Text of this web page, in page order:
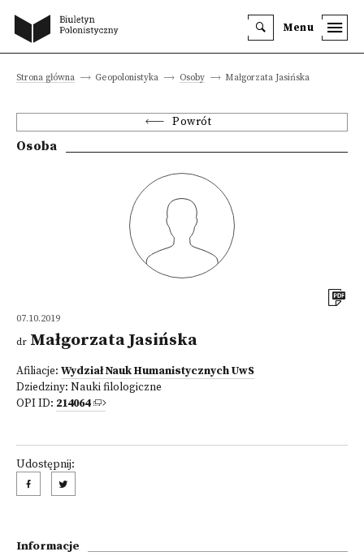
Menu
Strona główna Geopolonistyka Osoby Małgorzata Jasińska
Powrót
Osoba
07.10.2019
dr Małgorzata Jasińska
Afiliacje: Wydział Nauk Humanistycznych UwS
Dziedziny: Nauki filologiczne
OPI ID: 214064
Udostępnij:
Informacje